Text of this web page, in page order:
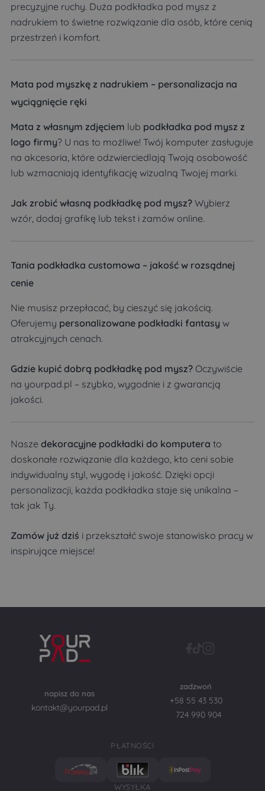
precyzyjne ruchy. Duża podkładka pod mysz z
nadrukiem to świetne rozwiązanie dla osób, które cenią
przestrzeń i komfort.
Mata pod myszkę z nadrukiem – personalizacja na
wyciągnięcie ręki
Mata z własnym zdjęciem lub podkładka pod mysz z
logo firmy? U nas to możliwe! Twój komputer zasługuje
na akcesoria, które odzwierciedlają Twoją osobowość
lub wzmacniają identyfikację wizualną Twojej marki.
Jak zrobić własną podkładkę pod mysz? Wybierz
wzór, dodaj grafikę lub tekst i zamów online.
Tania podkładka customowa – jakość w rozsądnej
cenie
Nie musisz przepłacać, by cieszyć się jakością.
Oferujemy personalizowane podkładki fantasy w
atrakcyjnych cenach.
Gdzie kupić dobrą podkładkę pod mysz? Oczywiście
na yourpad.pl – szybko, wygodnie i z gwarancją
jakości.
Nasze dekoracyjne podkładki do komputera to
doskonałe rozwiązanie dla każdego, kto ceni sobie
indywidualny styl, wygodę i jakość. Dzięki opcji
personalizacji, każda podkładka staje się unikalna –
tak jak Ty.
Zamów już dziś i przekształć swoje stanowisko pracy w
inspirujące miejsce!
PŁATNOŚCI
WYSYŁKA
napisz do nas
kontakt@yourpad.pl
zadzwoń
+58 55 43 530
724 990 904